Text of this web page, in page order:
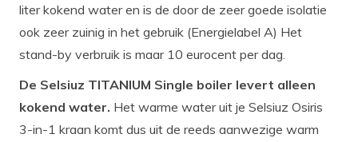
liter kokend water en is de door de zeer goede isolatie
ook zeer zuinig in het gebruik (Energielabel A) Het
stand-by verbruik is maar 10 eurocent per dag.
De Selsiuz TITANIUM Single boiler levert alleen
kokend water. Het warme water uit je Selsiuz Osiris
3-in-1 kraan komt dus uit de reeds aanwezige warm